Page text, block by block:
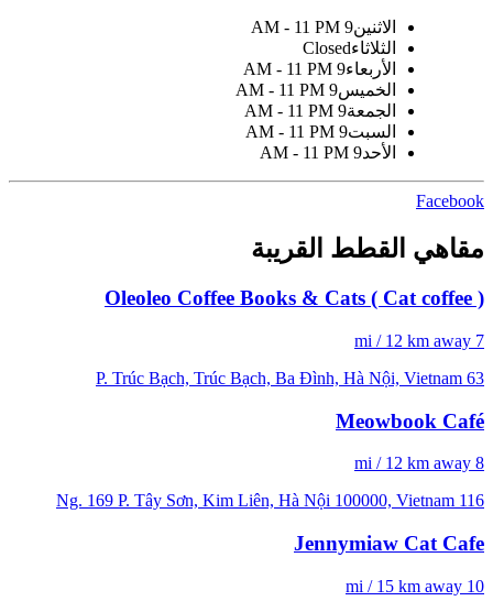
الاثنين9 AM - 11 PM
الثلاثاءClosed
الأربعاء9 AM - 11 PM
الخميس9 AM - 11 PM
الجمعة9 AM - 11 PM
السبت9 AM - 11 PM
الأحد9 AM - 11 PM
Facebook
مقاهي القطط القريبة
Oleoleo Coffee Books & Cats ( Cat coffee )
7 mi / 12 km away
63 P. Trúc Bạch, Trúc Bạch, Ba Đình, Hà Nội, Vietnam
Meowbook Café
8 mi / 12 km away
116 Ng. 169 P. Tây Sơn, Kim Liên, Hà Nội 100000, Vietnam
Jennymiaw Cat Cafe
10 mi / 15 km away